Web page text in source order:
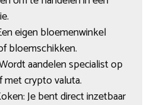
eigen bloemenwinkel
bloemschikken.
aandelen specialist op
met crypto valuta.
Je bent direct inzetbaar